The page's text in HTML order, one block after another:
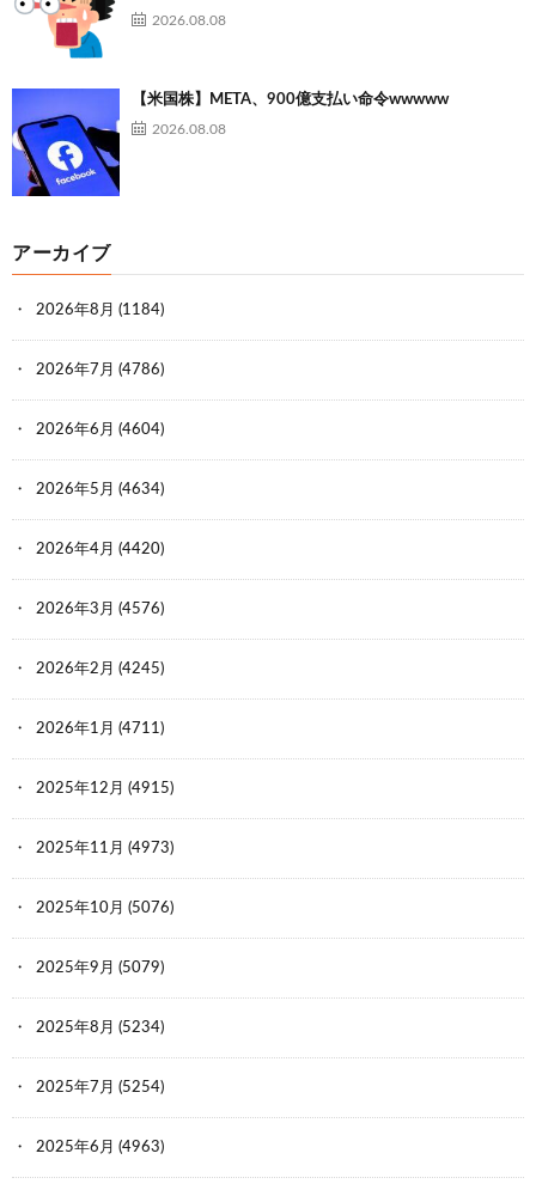
2026.08.08
【米国株】META、900億支払い命令wwwww
2026.08.08
アーカイブ
2026年8月 (1184)
2026年7月 (4786)
2026年6月 (4604)
2026年5月 (4634)
2026年4月 (4420)
2026年3月 (4576)
2026年2月 (4245)
2026年1月 (4711)
2025年12月 (4915)
2025年11月 (4973)
2025年10月 (5076)
2025年9月 (5079)
2025年8月 (5234)
2025年7月 (5254)
2025年6月 (4963)